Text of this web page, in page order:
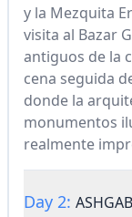
y la Mezquita
visita al Bazar
antiguos de la
cena seguida
donde la
monumentos
realmente
Day 2: